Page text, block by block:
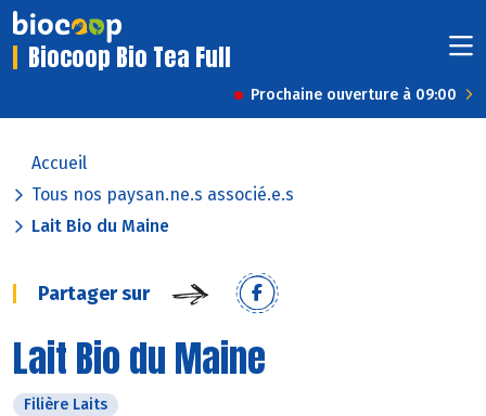
Biocoop Bio Tea Full
Prochaine ouverture à 09:00
Accueil
Tous nos paysan.ne.s associé.e.s
Lait Bio du Maine
Partager sur
Lait Bio du Maine
Filière Laits